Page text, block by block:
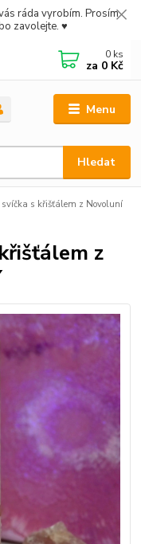
ráda vyrobím. Prosím
zavolejte. ♥
Menu
Hledat
0 ks
za 0 Kč
svíčka s křišťálem z Novoluní
z